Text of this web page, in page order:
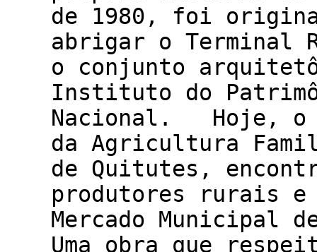
de 1980, foi
abrigar o Terminal
o conjunto
Instituto do
Nacional. Hoje, o
da Agricultura
de Quitutes,
produtores rurais
Mercado Municipal
Uma obra que